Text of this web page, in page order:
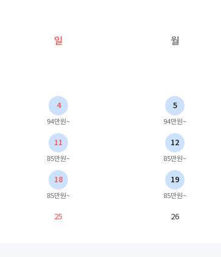
일 월
4
94만원~
5
94만원~
11
85만원~
12
85만원~
18
85만원~
19
85만원~
25 26